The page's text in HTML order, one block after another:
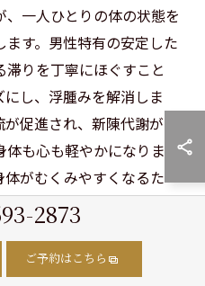
一人ひとりの体の状態を
す。男性特有の安定した
りを丁寧にほぐすこと
し、浮腫みを解消しま
促進され、新陳代謝が活
も心も軽やかになりま
がむくみやすくなるた
サロンは北参道駅や代々
事帰りにも立ち寄りやす
ベート空間で、安心して
2873
ご予約はこちら